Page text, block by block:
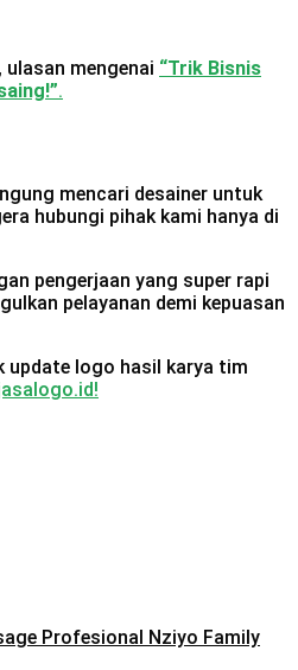
mengenai “Trik Bisnis
.
mencari desainer untuk
hubungi pihak kami hanya di
pengerjaan yang super rapi
pelayanan demi kepuasan
update logo hasil karya tim